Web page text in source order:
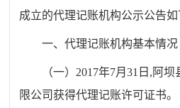
成立的代理记账机构公示公告如
一、代理记账机构基本情况
（一） 2017年7月31 日 , 阿坝
限公司获得代理记账许可证书。